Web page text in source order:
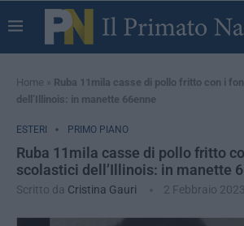
Home » Ruba 11mila casse di pollo fritto con i
dell’Illinois: in manette 66enne
ESTERI PRIMO PIANO
Ruba 11mila casse di pollo fritto
scolastici dell’Illinois: in manette
Scritto da Cristina Gauri 2 Febbraio 2023